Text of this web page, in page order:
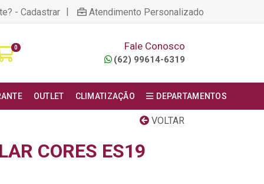
- Cadastrar | Atendimento Personalizado
0 Fale Conosco
(62) 99614-6319
OUTLET CLIMATIZAÇÃO DEPARTAMENTOS
VOLTAR
CORES ES19